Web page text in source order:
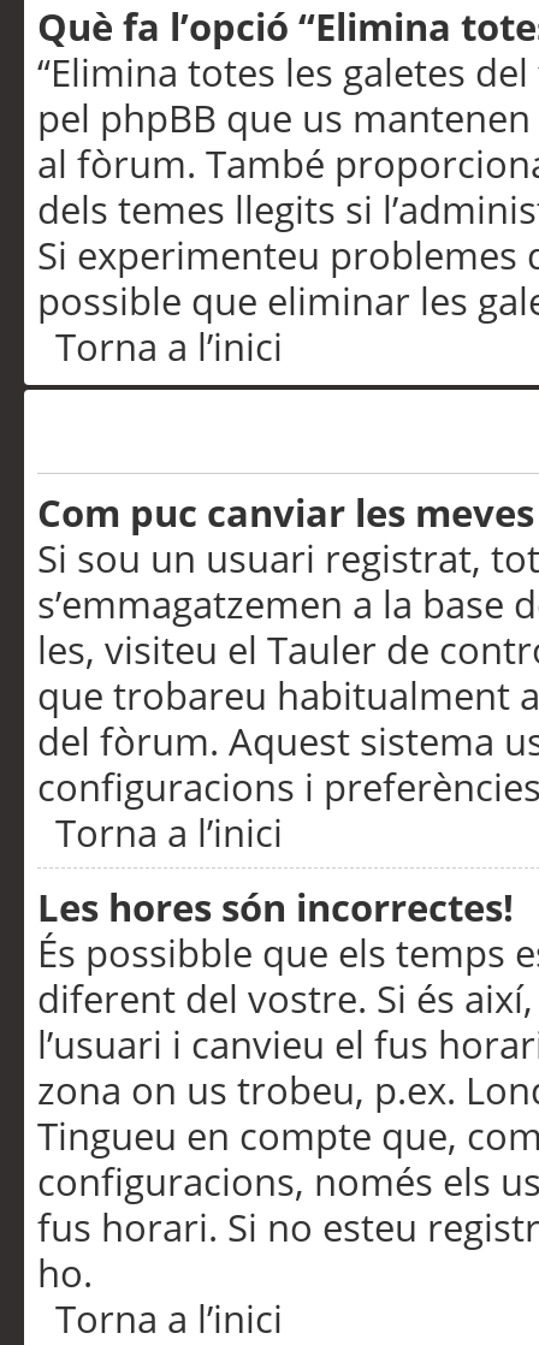
Què fa l’opció “Elimina
“Elimina totes les galetes
pel phpBB que us
al fòrum. També
dels temes llegits si
Si experimenteu problemes
possible que eliminar les
Torna a l’inici
Com puc canviar les
Si sou un usuari registrat,
s’emmagatzemen a la
les, visiteu el Tauler de
que trobareu habitualment
del fòrum. Aquest sistema
configuracions i
Torna a l’inici
Les hores són incorrectes!
És possibble que els temps
diferent del vostre. Si és
l’usuari i canvieu el fus
zona on us trobeu, p.ex.
Tingueu en compte que,
configuracions, només els
fus horari. Si no esteu
ho.
Torna a l’inici